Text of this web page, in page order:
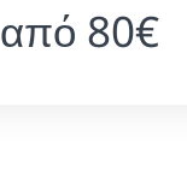
από 80€